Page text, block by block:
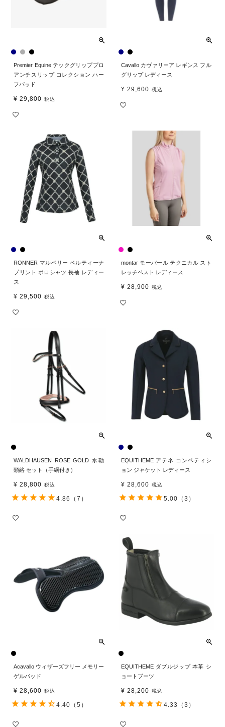
Premier Equine テックグリッププロ
アンチスリップ コレクション ハー
フパッド
¥ 29,800 税込
Cavallo カヴァリーア レギンス フル
グリップ レディース
¥ 29,600 税込
RONNER マルベリー ベルティーナ
プリント ポロシャツ 長袖 レディー
ス
¥ 29,500 税込
montar モーパール テクニカル スト
レッチベスト レディース
¥ 28,900 税込
WALDHAUSEN ROSE GOLD 水勒
頭絡 セット（手綱付き）
¥ 28,800 税込
4.86 （7）
EQUITHEME アテネ コンペティシ
ョン ジャケット レディース
¥ 28,600 税込
5.00 （3）
Acavallo ウィザーズフリー メモリー
ゲルパッド
¥ 28,600 税込
4.40 （5）
EQUITHEME ダブルジップ 本革 シ
ョートブーツ
¥ 28,200 税込
4.33 （3）